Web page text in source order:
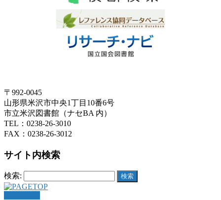
〒992-0045
山形県米沢市中央1丁目10番6号
市立米沢図書館（ナセBA 内）
TEL：0238-26-3010
FAX：0238-26-3012
サイト内検索
検索: